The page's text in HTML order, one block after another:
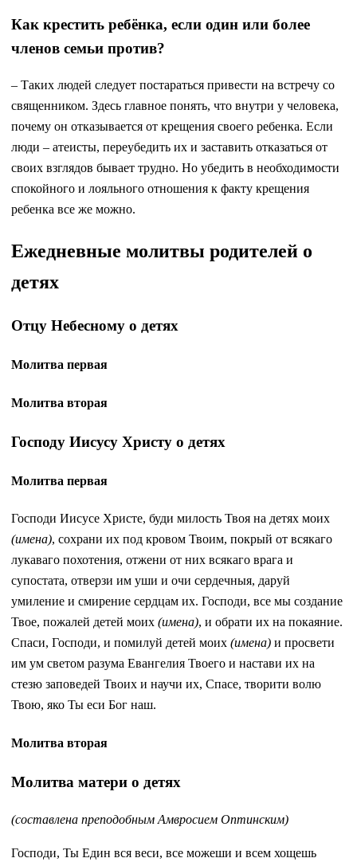
Как крестить ребёнка, если один или более
членов семьи против?
– Таких людей следует постараться привести на встречу со
священником. Здесь главное понять, что внутри у человека,
почему он отказывается от крещения своего ребенка. Если
люди – атеисты, переубедить их и заставить отказаться от
своих взглядов бывает трудно. Но убедить в необходимости
спокойного и лояльного отношения к факту крещения
ребенка все же можно.
Ежедневные молитвы родителей о
детях
Отцу Небесному о детях
Молитва первая
Молитва вторая
Господу Иисусу Христу о детях
Молитва первая
Господи Иисусе Христе, буди милость Твоя на детях моих
(имена), сохрани их под кровом Твоим, покрый от всякаго
лукаваго похотения, отжени от них всякаго врага и
супостата, отверзи им уши и очи сердечныя, даруй
умиление и смирение сердцам их. Господи, все мы создание
Твое, пожалей детей моих (имена), и обрати их на покаяние.
Спаси, Господи, и помилуй детей моих (имена) и просвети
им ум светом разума Евангелия Твоего и настави их на
стезю заповедей Твоих и научи их, Спасе, творити волю
Твою, яко Ты еси Бог наш.
Молитва вторая
Молитва матери о детях
(составлена преподобным Амвросием Оптинским)
Господи, Ты Един вся веси, все можеши и всем хощешь